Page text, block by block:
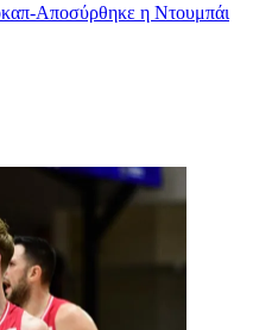
Αποσύρθηκε η Ντουμπάι